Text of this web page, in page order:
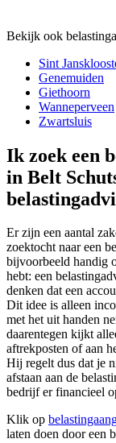
Bekijk ook
Sint
Genemuiden
Giethoorn
Wanneperveen
Zwartsluis
Ik zoek een
in Belt
Er zijn een aantal
zoektocht naar een
bijvoorbeeld handig
hebt: een
denken dat een
Dit idee is alleen
met het uit handen
daarentegen kijkt
aftrekposten of aan
Hij regelt dus dat je
afstaan aan de
bedrijf er financieel
Klik op
laten doen door een